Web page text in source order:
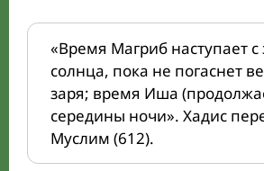
«Время Магриб наступает с
солнца, пока не погаснет
заря; время Иша
середины ночи». Хадис
Муслим (612).